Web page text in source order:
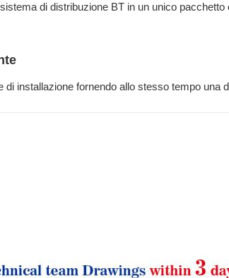
di distribuzione BT in un unico
installazione fornendo allo stesso tempo una